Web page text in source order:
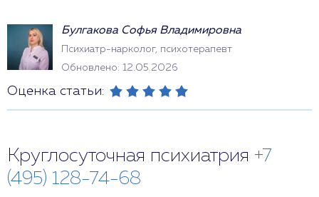
Булгакова Софья Владимировна
Психиатр-нарколог, психотерапевт
Обновлено: 12.05.2026
Оценка статьи:
Круглосуточная психиатрия +7
(495) 128-74-68